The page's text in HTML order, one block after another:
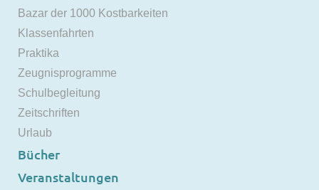
Bazar der 1000 Kostbarkeiten
Klassenfahrten
Praktika
Zeugnisprogramme
Schulbegleitung
Zeitschriften
Urlaub
Bücher
Veranstaltungen